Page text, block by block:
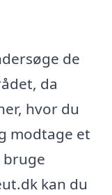
de
da
hvor du
modtage et
kan du